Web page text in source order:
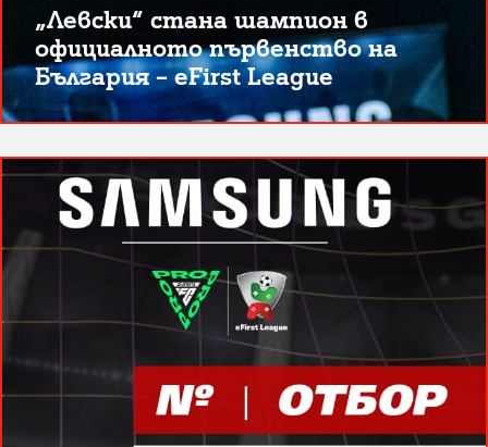
„Левски“ стана шампион в
официалното първенство на
България – eFirst League